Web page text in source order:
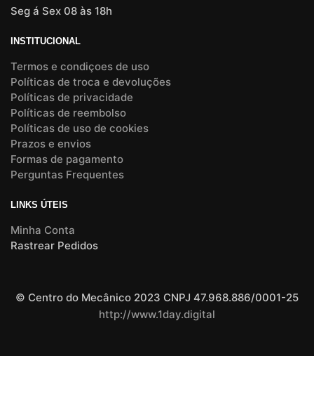
Seg á Sex 08 às 18h
INSTITUCIONAL
Termos e condiçoes de uso
Políticas de troca e devoluções
Políticas de privacidade
Políticas de reembolso
Políticas de uso de cookies
Prazos e envios
Formas de pagamento
Perguntas Frequentes
LINKS ÚTEIS
Minha Conta
Rastrear Pedidos
© Centro do Mecânico 2023 CNPJ 47.968.886/0001-25
http://www.1day.digital